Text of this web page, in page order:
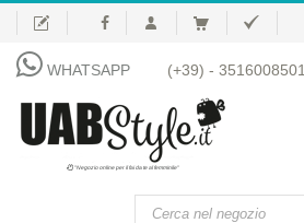
WHATSAPP (+39) - 3516008501
"Negozio online per il fai da te al femminile"